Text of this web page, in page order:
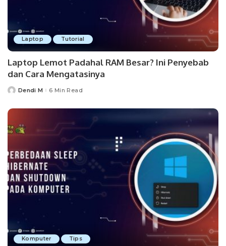
Laptop Tutorial
Laptop Lemot Padahal RAM Besar? Ini Penyebab
dan Cara Mengatasinya
PostedDendi M 6 Min Read
Komputer Tips